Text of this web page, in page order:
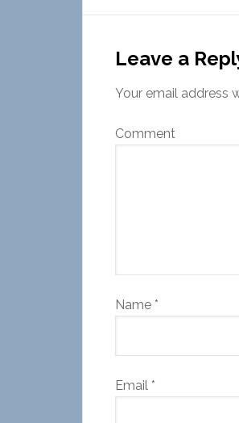
Leave a
Your email address
Comment
Name *
Email *